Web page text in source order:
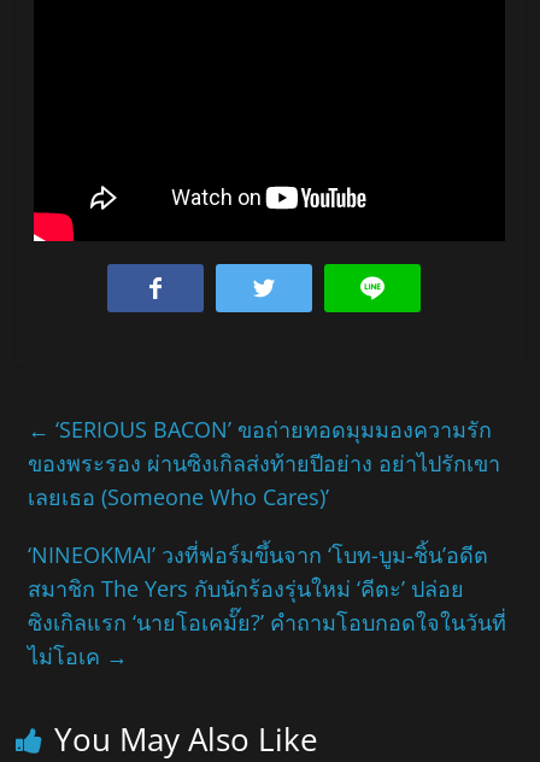
← ‘SERIOUS BACON’ ขอถ่ายทอดมุมมองความรัก
ของพระรอง ผ่านซิงเกิลส่งท้ายปีอย่าง อย่าไปรักเขา
เลยเธอ (Someone Who Cares)’
‘NINEOKMAI’ วงที่ฟอร์มขึ้นจาก ‘โบท-บูม-ชิ้น’อดีต
สมาชิก The Yers กับนักร้องรุ่นใหม่ ‘คีตะ’ ปล่อย
ซิงเกิลแรก ‘นายโอเคมั๊ย?’ คำถามโอบกอดใจในวันที่
ไม่โอเค →
You May Also Like